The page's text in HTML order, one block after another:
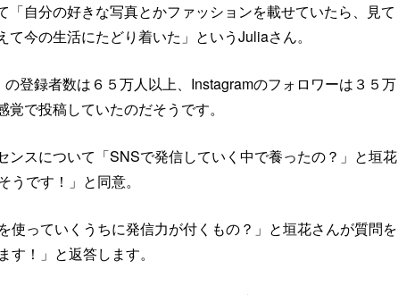
自分の好きな写真とかファッションを載せていたら、見て
今の生活にたどり着いた」というJuliaさん。
登録者数は６５万人以上、Instagramのフォロワーは３５万
で投稿していたのだそうです。
ンスについて「SNSで発信していく中で養ったの？」と垣花
です！」と同意。
使っていくうちに発信力が付くもの？」と垣花さんが質問を
！」と返答します。